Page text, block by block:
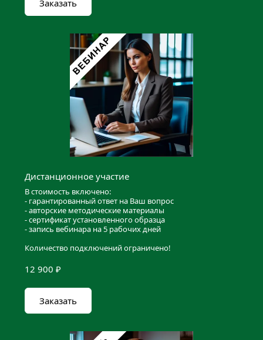
Заказать
Дистанционное участие
В стоимость включено:
- гарантированный ответ на Ваш вопрос
- авторские методические материалы
- сертификат установленного образца
- запись вебинара на 5 рабочих дней
Количество подключений ограничено!
12 900 ₽
Заказать